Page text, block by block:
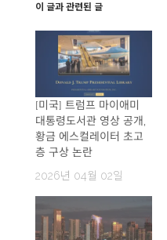
이 글과 관련된 글
[미국] 트럼프 마이애미
대통령도서관 영상 공개,
황금 에스컬레이터 초고
층 구상 논란
2026년 04월 02일